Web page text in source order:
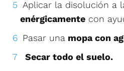
Aplicar la disolución a
enérgicamente con
Pasar una mopa con
Secar todo el suelo.